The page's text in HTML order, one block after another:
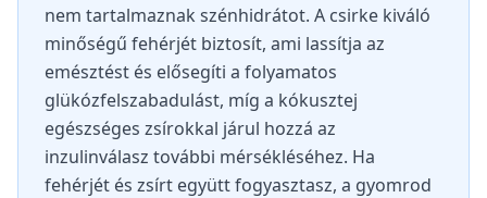
nem tartalmaznak szénhidrátot. A csirke kiváló
minőségű fehérjét biztosít, ami lassítja az
emésztést és elősegíti a folyamatos
glükózfelszabadulást, míg a kókusztej
egészséges zsírokkal járul hozzá az
inzulinválasz további mérsékléséhez. Ha
fehérjét és zsírt együtt fogyasztasz, a gyomrod